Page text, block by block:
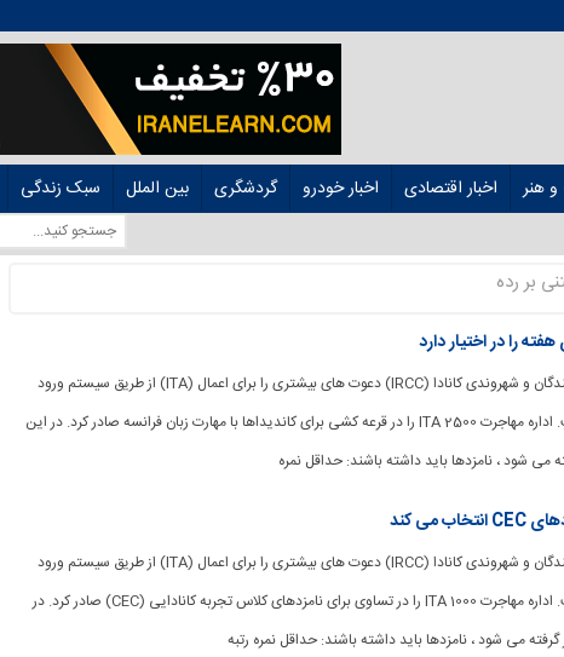
هنر اخبار اقتصادی اخبار خودرو گردشگری بین الملل سبک زندگی
بر رده
[ad_1] مهاجرت ، پناهندگان و شهروندی کانادا (IRCC) دعوت های بیشتری را برای اعمال (ITA) از طریق سیستم ورود
صریح صادر کرده است. اداره مهاجرت 2500 ITA را در قرعه کشی برای کاندیداها با مهارت زبان فرانسه صادر کرد. در این
می شود ، نامزدها باید داشته باشند: حداقل نمره
[ad_1] مهاجرت ، پناهندگان و شهروندی کانادا (IRCC) دعوت های بیشتری را برای اعمال (ITA) از طریق سیستم ورود
صریح صادر کرده است. اداره مهاجرت 1000 ITA را در تساوی برای نامزدهای کلاس تجربه کانادایی (CEC) صادر کرد. در
می شود ، نامزدها باید داشته باشند: حداقل نمره رتبه